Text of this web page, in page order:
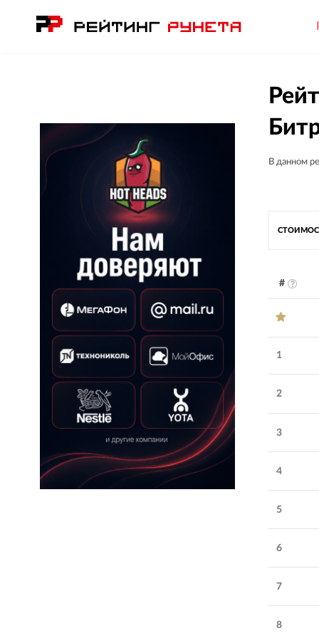
Профессионализм
сотрудников:
В данном
#
1
2
3
4
5
6
7
8